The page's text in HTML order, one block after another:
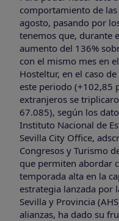
comportamiento de
agosto, pasando por
tenemos que, durante
aumento del 136%
con el mismo mes en
Hosteltur, en el caso
este periodo (+102,85
extranjeros se
67.085), según los
Instituto Nacional de
Sevilla City Office,
Congresos y Turismo
que permiten abordar
temporada alta en la
estrategia lanzada por
Sevilla y Provincia
alianzas, ha dado su